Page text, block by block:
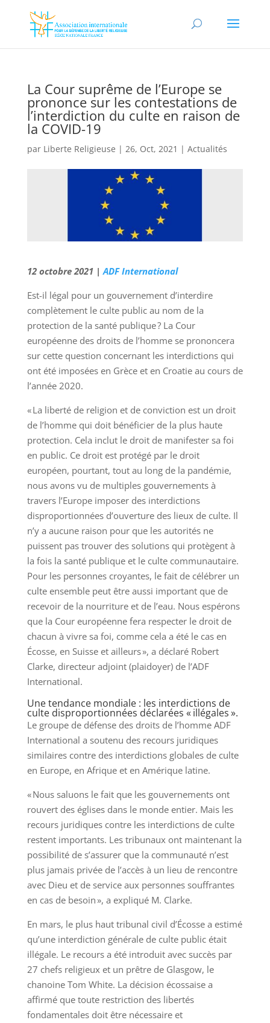
La Cour suprême de l’Europe se
prononce sur les contestations de
l’interdiction du culte en raison de
la COVID-19
par Liberte Religieuse | 26, Oct, 2021 | Actualités
12 octobre 2021 |ADF International
Est-il légal pour un gouvernement d’interdire
complètement le culte public au nom de la
protection de la santé publique ? La Cour
européenne des droits de l’homme se prononcera
sur cette question concernant les interdictions qui
ont été imposées en Grèce et en Croatie au cours de
l’année 2020.
« La liberté de religion et de conviction est un droit
de l’homme qui doit bénéficier de la plus haute
protection. Cela inclut le droit de manifester sa foi
en public. Ce droit est protégé par le droit
européen, pourtant, tout au long de la pandémie,
nous avons vu de multiples gouvernements à
travers l’Europe imposer des interdictions
disproportionnées d’ouverture des lieux de culte. Il
n’y a aucune raison pour que les autorités ne
puissent pas trouver des solutions qui protègent à
la fois la santé publique et le culte communautaire.
Pour les personnes croyantes, le fait de célébrer un
culte ensemble peut être aussi important que de
recevoir de la nourriture et de l’eau. Nous espérons
que la Cour européenne fera respecter le droit de
chacun à vivre sa foi, comme cela a été le cas en
Écosse, en Suisse et ailleurs », a déclaré Robert
Clarke, directeur adjoint (plaidoyer) de l’ADF
International.
Une tendance mondiale : les interdictions de
culte disproportionnées déclarées « illégales ».
Le groupe de défense des droits de l’homme ADF
International a soutenu des recours juridiques
similaires contre des interdictions globales de culte
en Europe, en Afrique et en Amérique latine.
« Nous saluons le fait que les gouvernements ont
rouvert des églises dans le monde entier. Mais les
recours juridiques contre les interdictions de culte
restent importants. Les tribunaux ont maintenant la
possibilité de s’assurer que la communauté n’est
plus jamais privée de l’accès à un lieu de rencontre
avec Dieu et de service aux personnes souffrantes
en cas de besoin », a expliqué M. Clarke.
En mars, le plus haut tribunal civil d’Écosse a estimé
qu’une interdiction générale de culte public était
illégale. Le recours a été introduit avec succès par
27 chefs religieux et un prêtre de Glasgow, le
chanoine Tom White. La décision écossaise a
affirmé que toute restriction des libertés
fondamentales doit être nécessaire et